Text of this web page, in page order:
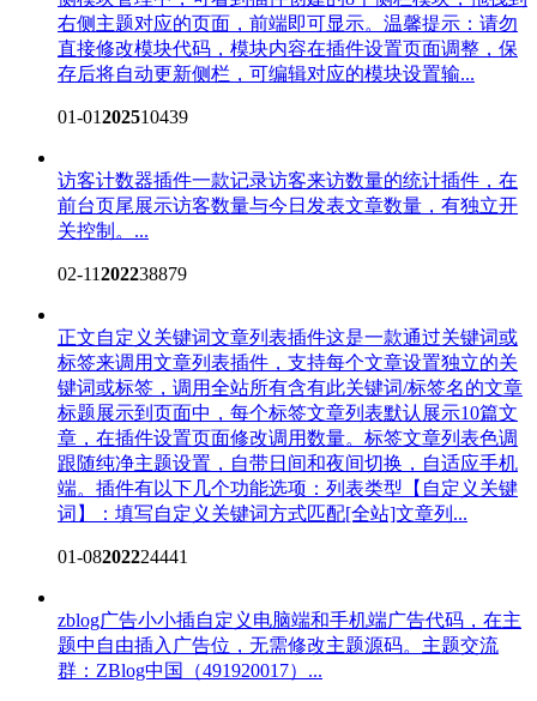
右侧主题对应的页面，前端即可显示。温馨提示：请勿
直接修改模块代码，模块内容在插件设置页面调整，保
存后将自动更新侧栏，可编辑对应的模块设置输...
01-01202510439
访客计数器插件一款记录访客来访数量的统计插件，在
前台页尾展示访客数量与今日发表文章数量，有独立开
关控制。...
02-11202238879
正文自定义关键词文章列表插件这是一款通过关键词或
标签来调用文章列表插件，支持每个文章设置独立的关
键词或标签，调用全站所有含有此关键词/标签名的文章
标题展示到页面中，每个标签文章列表默认展示10篇文
章，在插件设置页面修改调用数量。标签文章列表色调
跟随纯净主题设置，自带日间和夜间切换，自适应手机
端。插件有以下几个功能选项：列表类型【自定义关键
词】：填写自定义关键词方式匹配[全站]文章列...
01-08202224441
zblog广告小小插自定义电脑端和手机端广告代码，在主
题中自由插入广告位，无需修改主题源码。主题交流
群：ZBlog中国（491920017）...